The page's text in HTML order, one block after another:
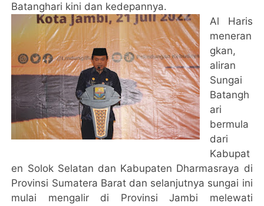
Batanghari kini dan kedepannya.
Al Haris
meneran
gkan,
aliran
Sungai
Batangh
ari
bermula
dari
Kabupat
en Solok Selatan dan Kabupaten Dharmasraya di
Provinsi Sumatera Barat dan selanjutnya sungai ini
mulai mengalir di Provinsi Jambi melewati